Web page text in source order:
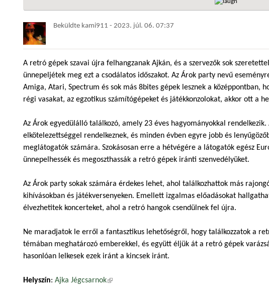
Beküldte kami911 - 2023. júl. 06. 07:37
A retró gépek szavai újra felhangzanak Ajkán, és a szervezők sok
ünnepeljétek meg ezt a csodálatos időszakot. Az Árok party nevű
Amiga, Atari, Spectrum és sok más 8bites gépek lesznek a középpontban,
régi vasakat, az egzotikus számítógépeket és játékkonzolokat, akkor ott a
Az Árok egyedülálló találkozó, amely 23 éves hagyományokkal rendelkezik.
elkötelezettséggel rendelkeznek, és minden évben egyre jobb és
meglátogatók számára. Szokásosan erre a hétvégére a látogatók egész
ünnepelhessék és megoszthassák a retró gépek iránti szenvedélyüket.
Az Árok party sokak számára érdekes lehet, ahol találkozhattok más
kihívásokban és játékversenyeken. Emellett izgalmas előadásokat
élvezhetitek koncerteket, ahol a retró hangok csendülnek fel újra.
Ne maradjatok le erről a fantasztikus lehetőségről, hogy találkozzatok a
témában meghatározó emberekkel, és együtt éljük át a retró gépek
hasonlóan lelkesek ezek iránt a kincsek iránt.
Helyszín: Ajka Jégcsarnok(külső hivatkozás)